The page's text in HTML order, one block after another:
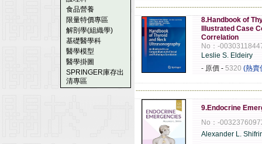
食品營養
限量特價專區
解剖學(組織學)
基礎醫學科
醫學模型
醫學掛圖
SPRINGER庫存出
清專區
8.Handbook of
Illustrated Case
Correlation
No：-
Leslie S. Eldeiry
- 原價 - 5320 (熱賣
9.Endocrine
No：-
Alexander L.